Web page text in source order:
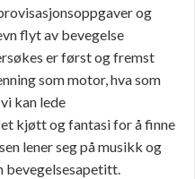
og
flyt av bevegelse
er først og fremst
som motor, hva som
kan lede
kjøtt og fantasi for å finne
lener seg på musikk og
bevegelsesapetitt.